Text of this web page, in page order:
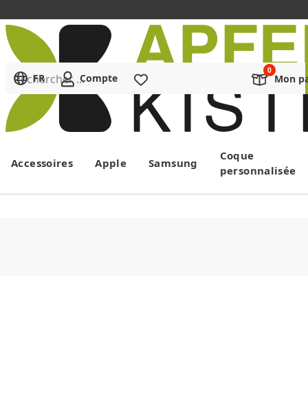
Menu
Rechercher ...
FR Compte Mon
Accessoires Apple Samsung
Coque
personnalisée